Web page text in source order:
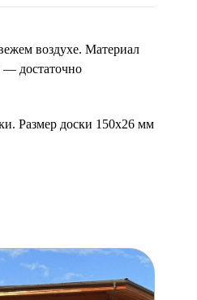
воздухе. Материал
— достаточно
Размер доски 150х26 мм